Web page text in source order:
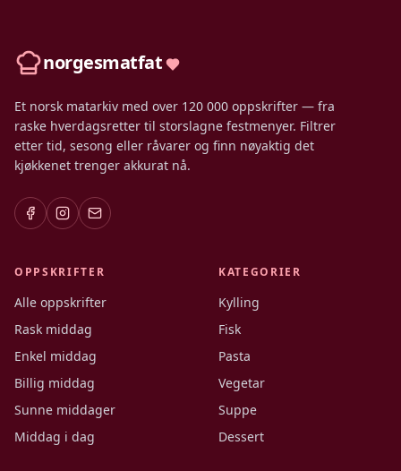
norgesmatfat
Et norsk matarkiv med over 120 000 oppskrifter — fra
raske hverdagsretter til storslagne festmenyer. Filtrer
etter tid, sesong eller råvarer og finn nøyaktig det
kjøkkenet trenger akkurat nå.
OPPSKRIFTER
Alle oppskrifter
Rask middag
Enkel middag
Billig middag
Sunne middager
Middag i dag
KATEGORIER
Kylling
Fisk
Pasta
Vegetar
Suppe
Dessert